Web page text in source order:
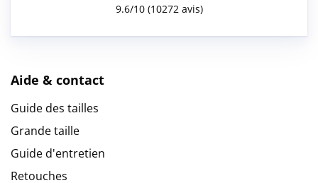
Aide & contact
Guide des tailles
Grande taille
Guide d'entretien
Retouches